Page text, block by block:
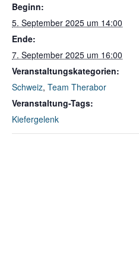
Beginn:
5. September 2025 um 14:00
Ende:
7. September 2025 um 16:00
Veranstaltungskategorien:
Schweiz, Team Therabor
Veranstaltung-Tags:
Kiefergelenk